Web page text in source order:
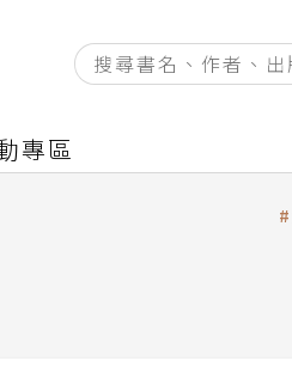
專區